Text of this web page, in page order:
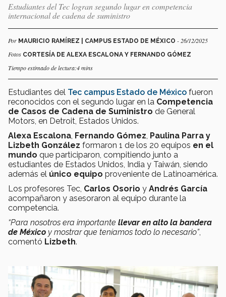
Estudiantes del Tec logran segundo lugar en competencia
internacional de cadena de suministro
Por MAURICIO RAMÍREZ | CAMPUS ESTADO DE MÉXICO - 26/12/2025
Fotos CORTESÍA DE ALEXA ESCALONA Y FERNANDO GÓMEZ
Tiempo estimado de lectura:4 mins
Estudiantes del Tec campus Estado de México fueron
reconocidos con el segundo lugar en la Competencia
de Casos de Cadena de Suministro de General
Motors, en Detroit, Estados Unidos.
Alexa Escalona Fernando Gómez Paulina Parra y
Lizbeth González formaron 1 de los 20 equipos en el
mundo que participaron, compitiendo junto a
estudiantes de Estados Unidos, India y Taiwán, siendo
además el único equipo proveniente de Latinoamérica.
Los profesores Tec, Carlos Osorio y Andrés García
acompañaron y asesoraron al equipo durante la
competencia.
“Para nosotros era importante llevar en alto la bandera
de México y mostrar que teníamos todo lo necesario”,
comentó Lizbeth.